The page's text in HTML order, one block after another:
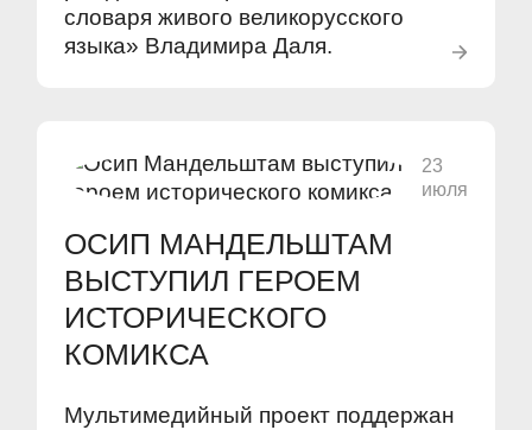
словаря живого великорусского
языка» Владимира Даля.
23
июля
ОСИП МАНДЕЛЬШТАМ
ВЫСТУПИЛ ГЕРОЕМ
ИСТОРИЧЕСКОГО
КОМИКСА
Мультимедийный проект поддержан